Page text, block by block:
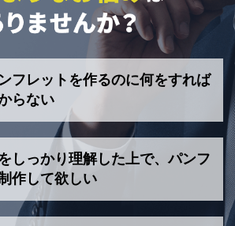
フレットを作るのに何をすれば
らない
しっかり理解した上で、パンフ
作して欲しい